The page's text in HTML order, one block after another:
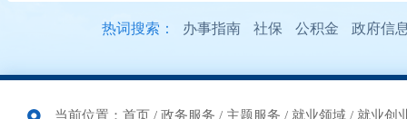
热词搜索： 办事指南 社保 公积金 政府信
当前位置： 首页 / 政务服务 / 主题服务 / 就业领域 / 就业创